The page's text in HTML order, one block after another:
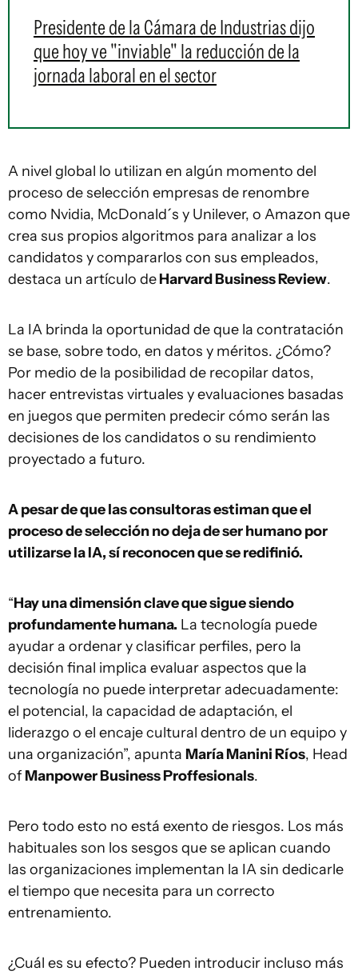
Presidente de la Cámara de Industrias dijo
que hoy ve "inviable" la reducción de la
jornada laboral en el sector
A nivel global lo utilizan en algún momento del
proceso de selección empresas de renombre
como Nvidia, McDonald´s y Unilever, o Amazon que
crea sus propios algoritmos para analizar a los
candidatos y compararlos con sus empleados,
destaca un artículo deHarvard Business Review.
La IA brinda la oportunidad de que la contratación
se base, sobre todo, en datos y méritos. ¿Cómo?
Por medio de la posibilidad de recopilar datos,
hacer entrevistas virtuales y evaluaciones basadas
en juegos que permiten predecir cómo serán las
decisiones de los candidatos o su rendimiento
proyectado a futuro.
A pesar de que las consultoras estiman que el
proceso de selección no deja de ser humano por
utilizarse la IA, sí reconocen que se redifinió.
“Hay una dimensión clave que sigue siendo
profundamente humana. La tecnología puede
ayudar a ordenar y clasificar perfiles, pero la
decisión final implica evaluar aspectos que la
tecnología no puede interpretar adecuadamente:
el potencial, la capacidad de adaptación, el
liderazgo o el encaje cultural dentro de un equipo y
una organización”, apunta María Manini Ríos, Head
of Manpower Business Proffesionals.
Pero todo esto no está exento de riesgos. Los más
habituales son los sesgos que se aplican cuando
las organizaciones implementan la IA sin dedicarle
el tiempo que necesita para un correcto
entrenamiento.
¿Cuál es su efecto? Pueden introducir incluso más